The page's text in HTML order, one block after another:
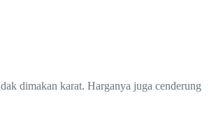
dimakan karat. Harganya juga cenderung